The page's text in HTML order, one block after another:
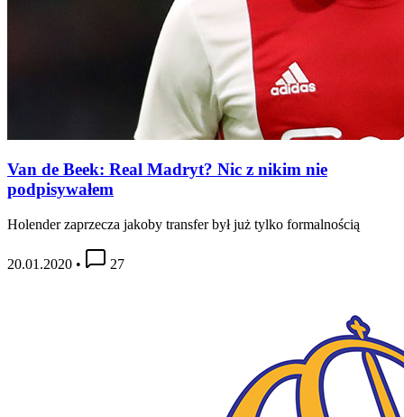
Van de Beek: Real Madryt? Nic z nikim nie
podpisywałem
Holender zaprzecza jakoby transfer był już tylko formalnością
20.01.2020 • 27